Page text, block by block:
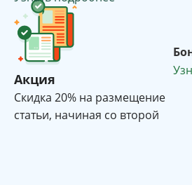
Акция
Cкидка 20% на размещение
статьи, начиная со второй